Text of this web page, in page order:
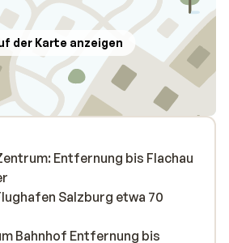
der Karte anzeigen
Entfernung bis Flachau
Salzburg etwa 70
Bahnhof Entfernung bis